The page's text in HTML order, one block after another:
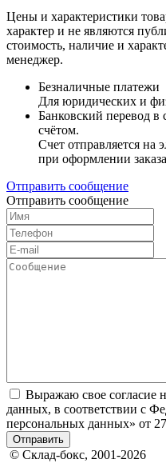
Цены и характеристики
характер и не являются
стоимость, наличие и
менеджер.
Безналичные платежи
Для юридических и
Банковский перевод в
счётом.
Счет отправляется на
при оформлении
Отправить сообщение
Отправить сообщение
Выражаю свое согласие
данных, в соответствии с
персональных данных» от
Отправить
© Склад-бокс, 2001-2026